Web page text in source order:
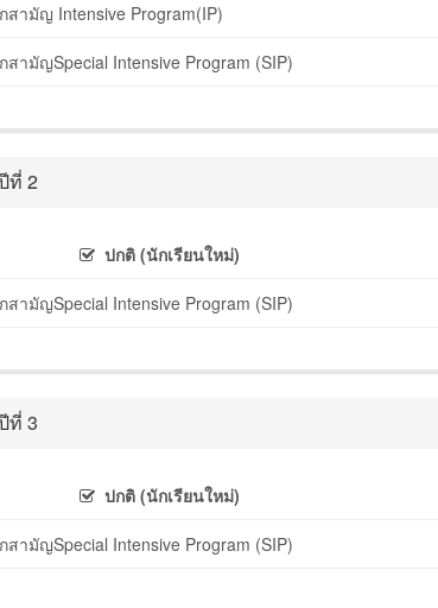
สามัญ Intensive Program(IP)
สามัญSpecial Intensive Program (SIP)
ที่ 2
ปกติ (นักเรียนใหม่)
สามัญSpecial Intensive Program (SIP)
ที่ 3
ปกติ (นักเรียนใหม่)
สามัญSpecial Intensive Program (SIP)